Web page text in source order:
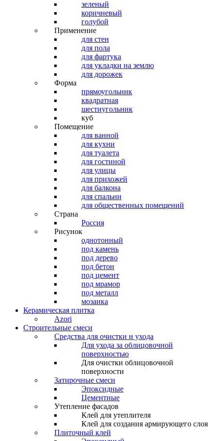
зеленый
коричневый
голубой
Применение
для стен
для пола
для фартука
для укладки на землю
для дорожек
Форма
прямоугольник
квадратная
шестиугольник
куб
Помещение
для ванной
для кухни
для туалета
для гостиной
для улицы
для прихожей
для балкона
для спальни
для общественных помещений
Страна
Россия
Рисунок
однотонный
под камень
под дерево
под бетон
под цемент
под мрамор
под металл
мозаика
Керамическая плитка
Azori
Строительные смеси
Средства для очистки и ухода
Для ухода за облицовочной
поверхностью
Для очистки облицовочной
поверхности
Затирочные смеси
Эпоксидные
Цементные
Утепление фасадов
Клей для утеплителя
Клей для создания армирующего слоя
Плиточный клей